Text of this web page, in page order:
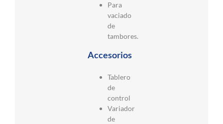
Para
vaciado
de
tambores.
Accesorios
Tablero
de
control
Variador
de